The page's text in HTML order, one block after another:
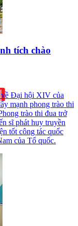
tích chào
về Đại hội XIV của
mạnh phong trào thi
trào thi đua trở
sĩ phát huy truyền
tốt công tác quốc
của Tổ quốc.